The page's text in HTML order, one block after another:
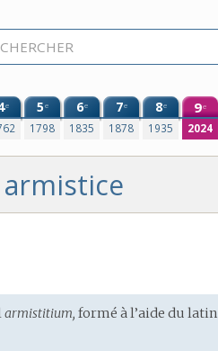
e 5e
1798
6e
1835
7e
1878
8e
1935
9e
2024
armistice
armistitium, formé à l’aide dulatin